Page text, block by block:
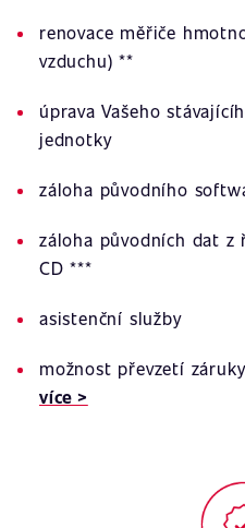
renovace měřiče
vzduchu) **
úprava Vašeho
jednotky
záloha původního
záloha původních dat
CD ***
asistenční služby
možnost převzetí
více >